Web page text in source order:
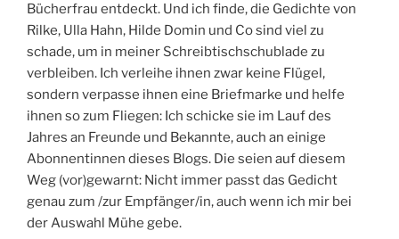
Bücherfrau entdeckt. Und ich finde, die Gedichte von
Rilke, Ulla Hahn, Hilde Domin und Co sind viel zu
schade, um in meiner Schreibtischschublade zu
verbleiben. Ich verleihe ihnen zwar keine Flügel,
sondern verpasse ihnen eine Briefmarke und helfe
ihnen so zum Fliegen: Ich schicke sie im Lauf des
Jahres an Freunde und Bekannte, auch an einige
Abonnentinnen dieses Blogs. Die seien auf diesem
Weg (vor)gewarnt: Nicht immer passt das Gedicht
genau zum /zur Empfänger/in, auch wenn ich mir bei
der Auswahl Mühe gebe.